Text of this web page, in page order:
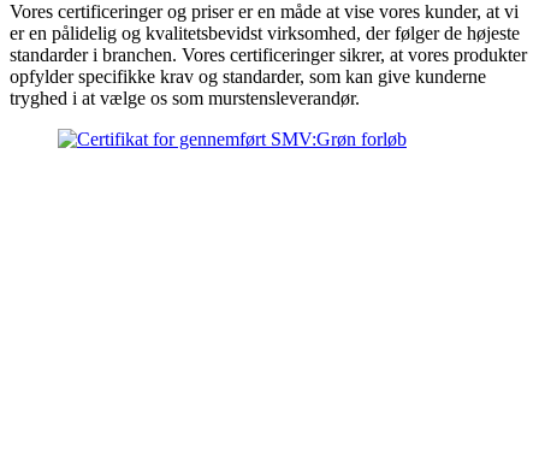
Vores certificeringer og priser er en måde at vise vores kunder, at vi
er en pålidelig og kvalitetsbevidst virksomhed, der følger de højeste
standarder i branchen. Vores certificeringer sikrer, at vores produkter
opfylder specifikke krav og standarder, som kan give kunderne
tryghed i at vælge os som murstensleverandør.